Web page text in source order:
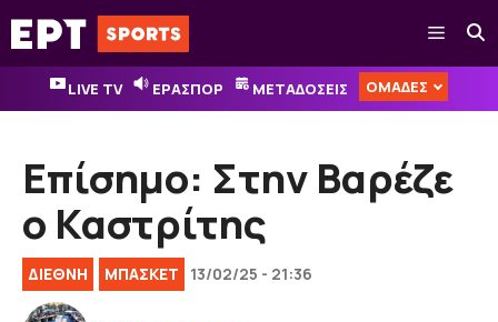
Μετάβαση
σε
περιεχόμενο
Μενού
LIVE TV ΕΡΑΣΠΟΡ ΜΕΤΑΔΟΣΕΙΣ ΟΜΑΔΕΣ
Επίσημο: Στην Βαρέζε
ο Καστρίτης
ΔΙΕΘΝΉ ΜΠΑΣΚΕΤ 13/02/25 - 21:36